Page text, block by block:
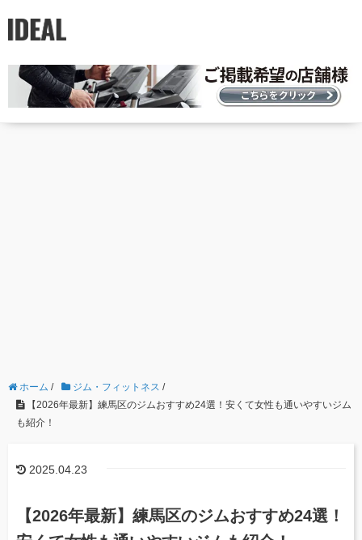
ホーム / ジム・フィットネス /
【2026年最新】練馬区のジムおすすめ24選！安くて女性も通いやすいジム
も紹介！
2025.04.23
【2026年最新】練馬区のジムおすすめ24選！